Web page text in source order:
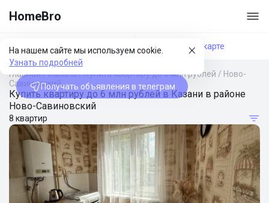
HomeBro
На нашем сайте мы используем cookie.
Узнать подробней
Получать объявления в телеграм
Фильтры На карте
Главная/Казань/Купить квартиру до 6 млн рублей / Ново-
Савиновский
Купить квартиру до 6 млн рублей в Казани в районе
Ново-Савиновский
8 квартир